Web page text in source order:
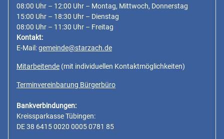
08:00 Uhr – 12:00 Uhr – Montag, Mittwoch, Donnerstag
15:00 Uhr – 18:30 Uhr – Dienstag
08:00 Uhr – 11:30 Uhr – Freitag
Kontakt:
E-Mail:gemeinde@starzach.de
Mitarbeitende (mit individuellen Kontaktmöglichkeiten)
Terminvereinbarung Bürgerbüro
Bankverbindungen:
Kreissparkasse Tübingen:
DE 38 6415 0020 0005 0781 85